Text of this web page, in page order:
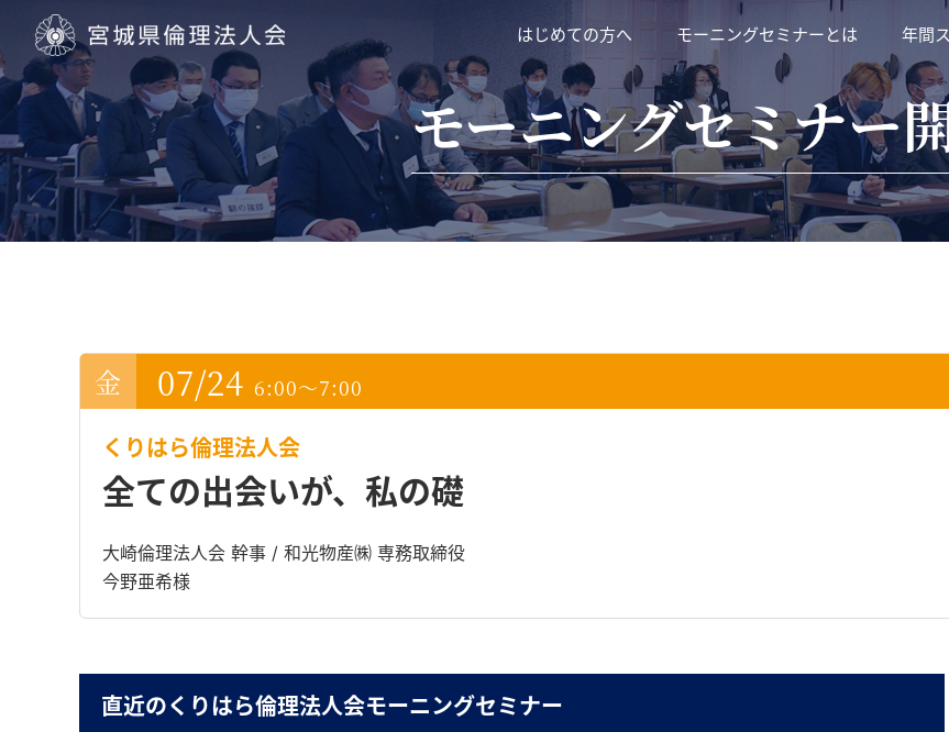
宮城県倫理法人会
はじめての方へ モーニングセミナーとは 年間
モーニングセミナー
07/24 6:00～7:00
くりはら倫理法人会
全ての出会いが、私の礎
大崎倫理法人会 幹事 / 和光物産㈱ 専務取締役
今野亜希様
直近のくりはら倫理法人会モーニングセミナー